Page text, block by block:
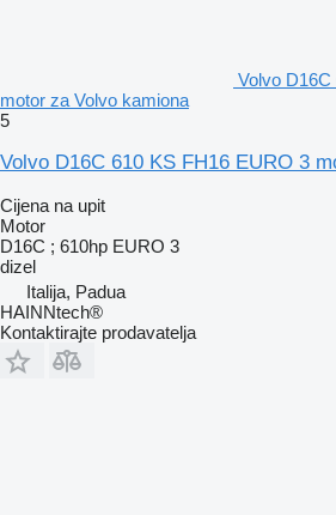
Volvo
motor za Volvo kamiona
5
Volvo D16C 610 KS FH16 EURO 3
Cijena na upit
Motor
D16C ; 610hp EURO 3
dizel
Italija, Padua
HAINNtech®
Kontaktirajte prodavatelja